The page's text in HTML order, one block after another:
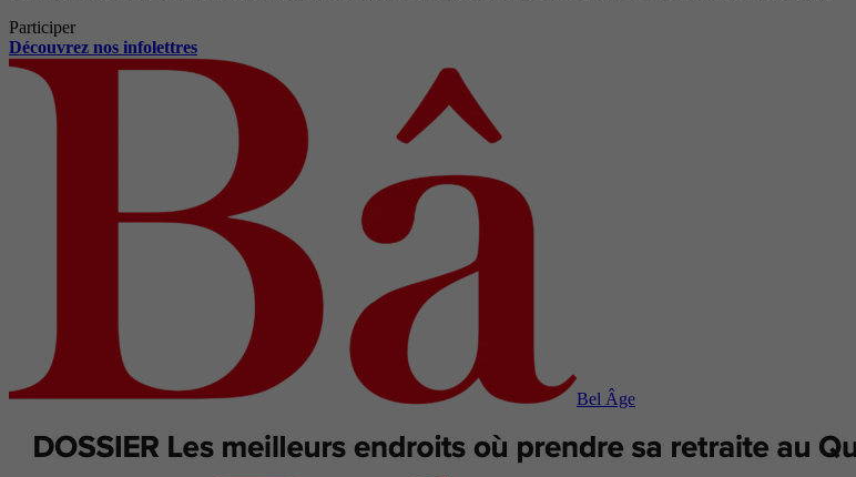
Participer
Découvrez nos infolettres
Bel Âge